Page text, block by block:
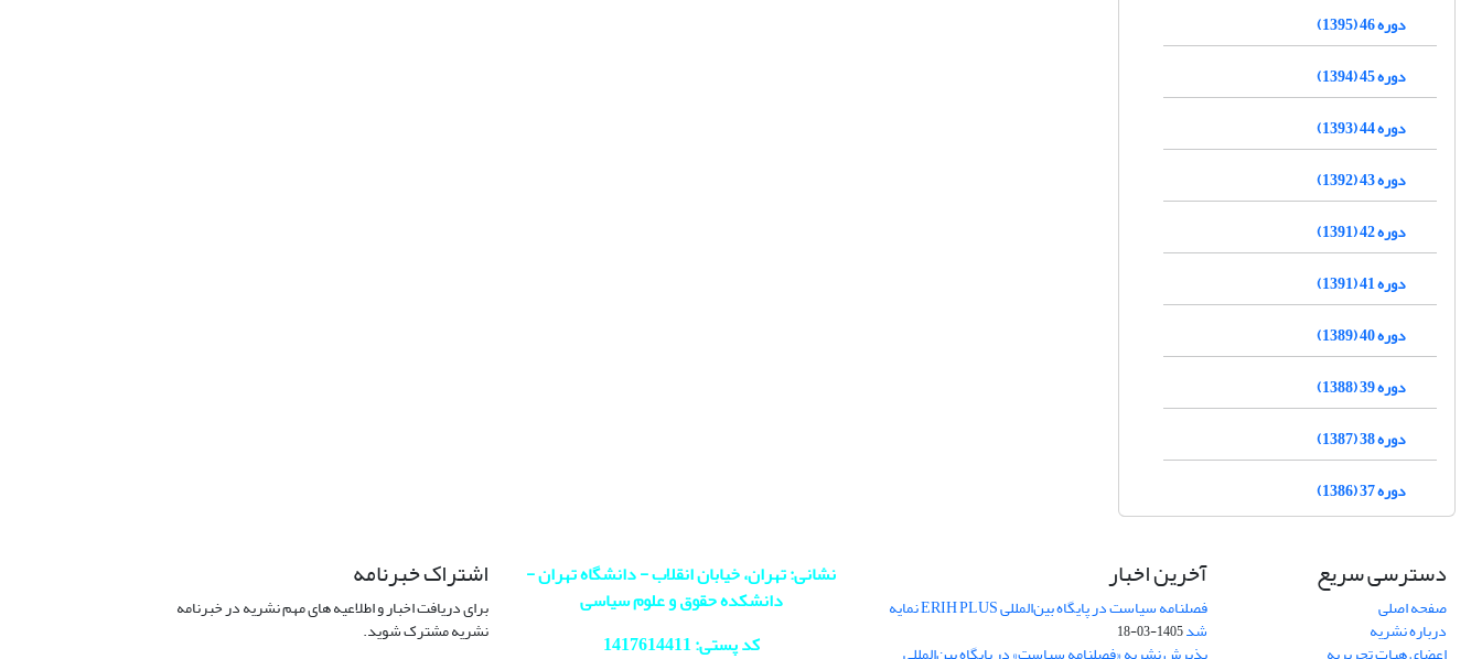
دوره 46 (1395)
دوره 45 (1394)
دوره 44 (1393)
دوره 43 (1392)
دوره 42 (1391)
دوره 41 (1391)
دوره 40 (1389)
دوره 39 (1388)
دوره 38 (1387)
دوره 37 (1386)
دسترسی سریع
صفحه اصلی
درباره نشریه
آخرین اخبار
فصلنامه سیاست در پایگاه بین‌المللی ERIH PLUS نمایه
شد1405-03-18
نشانی: تهران، خیابان انقلاب - دانشگاه تهران -
دانشکده حقوق و علوم سیاسی
کد پستی: 1417614411
اشتراک خبرنامه
برای دریافت اخبار و اطلاعیه های مهم نشریه در خبرنامه
نشریه مشترک شوید.